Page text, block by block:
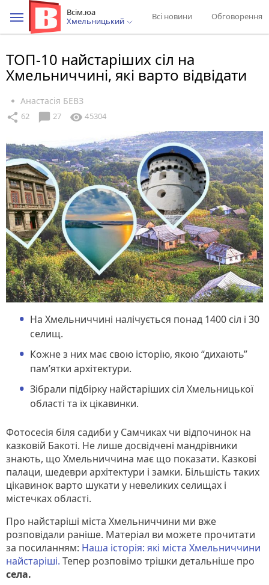
Всім.юа
Хмельницький
Всі новини Обговорення
ТОП-10 найстаріших сіл на
Хмельниччині, які варто відвідати
Анастасія БЕВЗ
share 62 chat_bubble 27 visibility 45304
На Хмельниччині налічується понад 1400 сіл і 30
селищ.
Кожне з них має свою історію, якою “дихають”
пам’ятки архітектури.
Зібрали підбірку найстаріших сіл Хмельницької
області та їх цікавинки.
Фотосесія біля садиби у Самчиках чи відпочинок на
казковій Бакоті. Не лише досвідчені мандрівники
знають, що Хмельниччина має що показати. Казкові
палаци, шедеври архітектури і замки. Більшість таких
цікавинок варто шукати у невеликих селищах і
містечках області.
Про найстаріші міста Хмельниччини ми вже
розповідали раніше. Матеріал ви можете прочитати
за посиланням: Наша історія: які міста Хмельниччини
найстаріші. Тепер розповімо трішки детальніше про
села.